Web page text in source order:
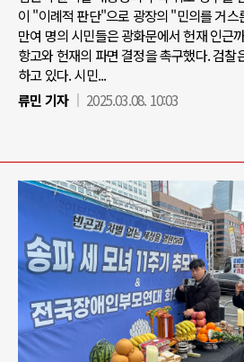
이 "이례적 판단"으로 광장의 "민의를 거
만여 명의 시민들은 광화문에서 헌재 인근
항고와 헌재의 파면 결정을 촉구했다. 검찰
하고 있다. 시민...
류민 기자
2025.03.08. 10:03